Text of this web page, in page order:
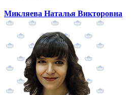
Микляева Наталья Викторовна